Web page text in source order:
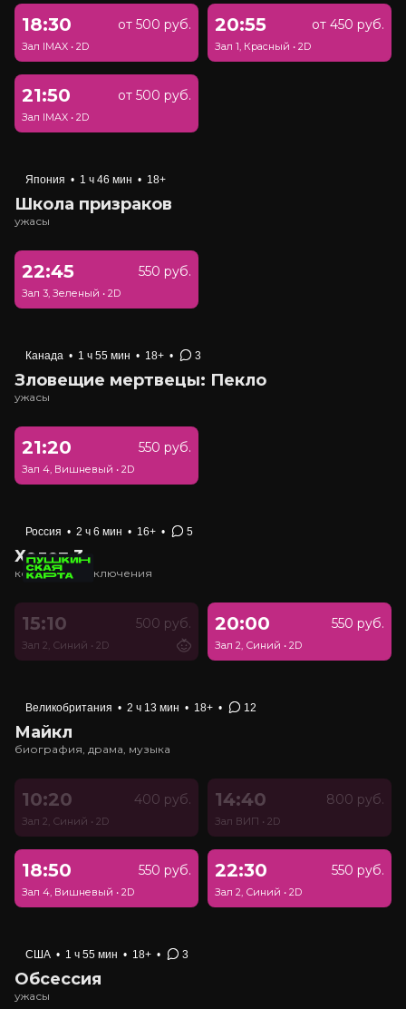
18:30 от 500 руб.
Зал IMAX • 2D
20:55 от 450 руб.
Зал 1, Красный • 2D
21:50 от 500 руб.
Зал IMAX • 2D
Япония • 1 ч 46 мин • 18+
Школа призраков
ужасы
22:45 550 руб.
Зал 3, Зеленый • 2D
Канада • 1 ч 55 мин • 18+ • 3
Зловещие мертвецы: Пекло
ужасы
21:20 550 руб.
Зал 4, Вишневый • 2D
Россия • 2 ч 6 мин • 16+ • 5
Холоп 3
комедия, приключения
15:10 500 руб.
Зал 2, Синий • 2D
20:00 550 руб.
Зал 2, Синий • 2D
Великобритания • 2 ч 13 мин • 18+ • 12
Майкл
биография, драма, музыка
10:20 400 руб.
Зал 2, Синий • 2D
14:40 800 руб.
Зал ВИП • 2D
18:50 550 руб.
Зал 4, Вишневый • 2D
22:30 550 руб.
Зал 2, Синий • 2D
США • 1 ч 55 мин • 18+ • 3
Обсессия
ужасы